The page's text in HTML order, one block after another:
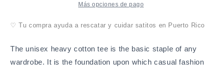
Más opciones de pago
♡ Tu compra ayuda a rescatar y cuidar satitos en Puerto Rico
The unisex heavy cotton tee is the basic staple of any
wardrobe. It is the foundation upon which casual fashion